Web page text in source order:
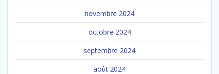
novembre 2024
octobre 2024
septembre 2024
août 2024